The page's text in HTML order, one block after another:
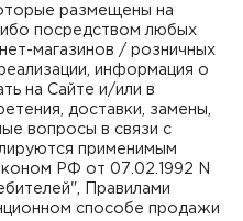
размещены на
посредством любых
магазинов / розничных
информация о
на Сайте и/или в
доставки, замены,
вопросы в связи с
применимым
РФ от 07.02.1992 N
Правилами
способе продажи